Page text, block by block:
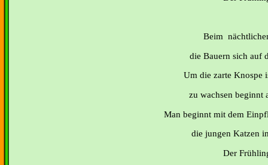
Beim
die Bauern sich auf
Um die zarte Knospe
zu wachsen beginnt
Man beginnt mit dem
die jungen Katzen
Der